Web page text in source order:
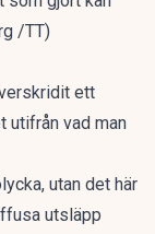
/TT)
ett
utifrån vad man
utan det här
utsläpp